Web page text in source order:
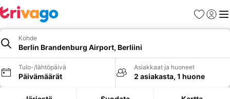
Suosikit
Kohde
Berlin Brandenburg Airport, Berliini
Tulo-/lähtöpäivä
Päivämäärät
Asiakkaat ja huoneet
2 asiakasta, 1 huone